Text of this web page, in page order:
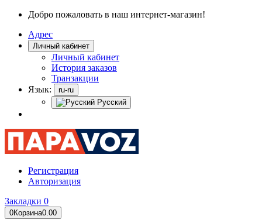
Добро пожаловать в наш интернет-магазин!
Адрес
Личный кабинет
Личный кабинет
История заказов
Транзакции
Язык:
ru-ru
Русский
Регистрация
Авторизация
Закладки 0
0Корзина0.00